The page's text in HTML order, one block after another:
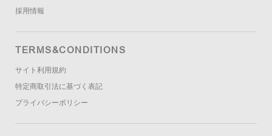
採用情報
TERMS&CONDITIONS
サイト利用規約
特定商取引法に基づく表記
プライバシーポリシー